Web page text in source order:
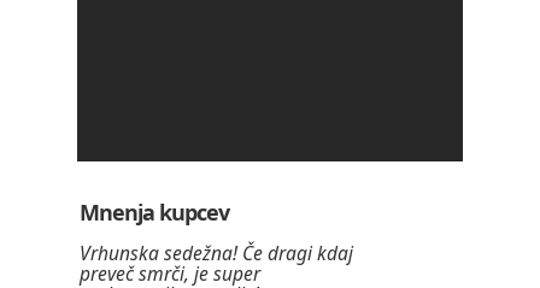
Mnenja kupcev
Vrhunska sedežna! Če dragi kdaj
preveč smrči, je super